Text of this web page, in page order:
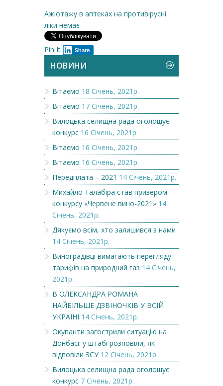
Ажіотажу в аптеках на противірусні
ліки немає
Pin It Share
НОВИНИ
Вітаємо 18 Січень, 2021р.
Вітаємо 17 Січень, 2021р.
Вилоцька селищна рада оголошує
конкурс 16 Січень, 2021р.
Вітаємо 16 Січень, 2021р.
Вітаємо 16 Січень, 2021р.
Передплата – 2021 14 Січень, 2021р.
Михайло Талабіра став призером
конкурсу «Червене вино-2021» 14
Січень, 2021р.
Дякуємо всім, хто залишився з нами
14 Січень, 2021р.
Виноградівці вимагають перегляду
тарифів на природний газ 14 Січень,
2021р.
В ОЛЕКСАНДРА РОМАНА
НАЙБІЛЬШЕ ДЗВІНОЧКІВ У ВСІЙ
УКРАЇНІ 14 Січень, 2021р.
Окупанти загострили ситуацію на
Донбасі: у штабі розповіли, як
відповіли ЗСУ 12 Січень, 2021р.
Вилоцька селищна рада оголошує
конкурс 7 Січень, 2021р.